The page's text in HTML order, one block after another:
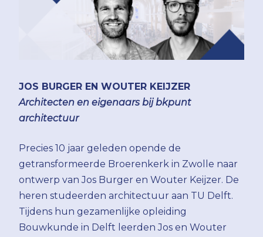
JOS BURGER EN WOUTER KEIJZER
Architecten en eigenaars bij bkpunt
architectuur
Precies 10 jaar geleden opende de
getransformeerde Broerenkerk in Zwolle naar
ontwerp van Jos Burger en Wouter Keijzer. De
heren studeerden architectuur aan TU Delft.
Tijdens hun gezamenlijke opleiding
Bouwkunde in Delft leerden Jos en Wouter